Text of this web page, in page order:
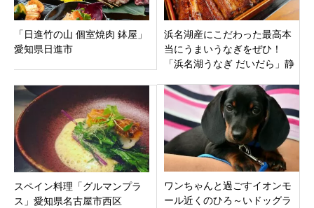
「日進竹の山 個室焼肉 鉢屋」
愛知県日進市
浜名湖産にこだわった最高本
当にうまいうなぎをぜひ！
「浜名湖うなぎ だいだら」静
スペイン料理「グルマンプラ
ス」愛知県名古屋市西区
ワンちゃんと過ごすイオンモ
ール近くのひろ～いドッグラ